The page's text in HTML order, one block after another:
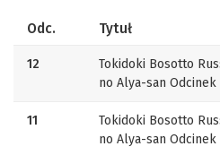
Odc. Tytuł
12
Tokidoki Bosotto
no Alya-san Odcinek
11
Tokidoki Bosotto
no Alya-san Odcinek